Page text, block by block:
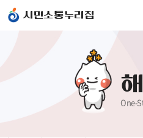
시민소통누리집
One-